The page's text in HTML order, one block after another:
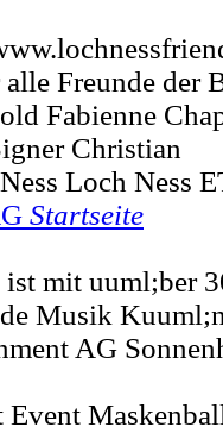
Freunde der
Fabienne
Christian
Loch Ness
Startseite
mit uuml;ber
Musik
AG
Event